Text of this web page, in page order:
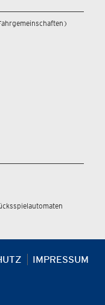
IMPRESSUM